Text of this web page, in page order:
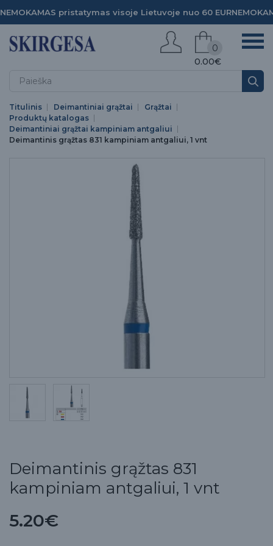
NEMOKAMAS pristatymas visoje Lietuvoje nuo 60 EUR
0.00€
0
Titulinis Deimantiniai grąžtai
Grąžtai
Produktų katalogas
Deimantiniai grąžtai kampiniam antgaliui
Deimantinis grąžtas 831 kampiniam antgaliui, 1 vnt
Deimantinis grąžtas 831
kampiniam antgaliui, 1 vnt
5.20€